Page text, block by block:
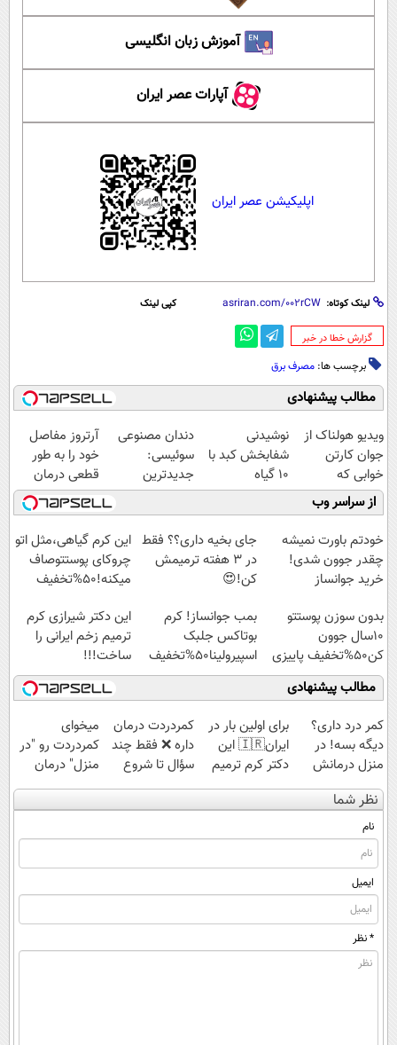
آموزش زبان انگلیسی
آپارات عصر ایران
اپلیکیشن عصر ایران
لینک کوتاه: کپی لینک
‌گزارش خطا در خبر
برچسب ها: مصرف برق
مطالب پیشنهادی
ویدیو هولناک از
جوان کارتن
خوابی که
میلیاردر شد.
آموزش رایگان
نوشیدنی
شفابخش کبد با
10 گیاه
موثر(تخفیف تا
امشب)
دندان مصنوعی
سوئیسی:
جدیدترین
فناوری اروپا،
سبک و مقاوم |
پرداخت قسطی
آرتروز مفاصل
خود را به طور
قطعی درمان
کنید!
◗پرسش‌نامه◖
از سراسر وب
خودتم باورت نمیشه
چقدر جوون شدی!
خرید جوانساز
ویژه
جای بخیه داری؟؟ فقط
در 3 هفته ترمیمش
کن!😍
این کرم گیاهی،مثل اتو
چروکای پوستتوصاف
میکنه!50%تخفیف
بدون سوزن پوستتو
10سال جوون
کن50%تخفیف پاییزی
بمب جوانساز! کرم
بوتاکس جلبک
اسپیرولینا50%تخفیف
این دکتر شیرازی کرم
ترمیم زخم ایرانی را
ساخت!!!
مطالب پیشنهادی
کمر درد داری؟
دیگه بسه! در
منزل درمانش
کن
(◀پرسش‌نامه)
برای اولین بار در
ایران🇮🇷 این
دکتر کرم ترمیم
کننده 23 روزه
ساخت!
‌کمردردت درمان
داره ❌ فقط چند
سؤال تا شروع
بهبودی فاصله‌
داری!
میخوای
کمردردت رو "در
منزل" درمان
کنی؟ (◂فیلم +
◂پرسش‌نامه)
نظر شما
نام
ایمیل
* نظر